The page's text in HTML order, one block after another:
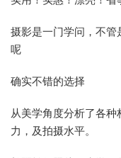
摄影是一门学问，不
呢
确实不错的选择
从美学角度分析了各
力，及拍摄水平。